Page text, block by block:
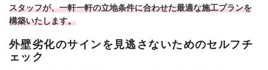
スタッフが、一軒一軒の立地条件に合わせた最適な施工プランを
構築いたします。
外壁劣化のサインを見逃さないためのセルフチ
ェック